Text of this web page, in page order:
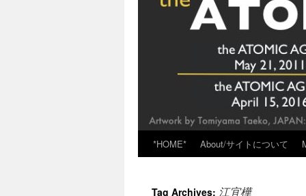
*HOME* About/サイトについて
Tag Archives: 江宜樺